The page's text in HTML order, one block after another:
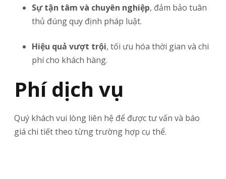
Sự tận tâm và chuyên nghiệp, đảm bảo tuân
thủ đúng quy định pháp luật.
Hiệu quả vượt trội, tối ưu hóa thời gian và chi
phí cho khách hàng.
Phí dịch vụ
Quý khách vui lòng liên hệ để được tư vấn và báo
giá chi tiết theo từng trường hợp cụ thể.